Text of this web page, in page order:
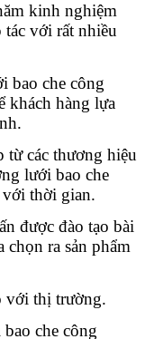
kinh nghiệm
với rất nhiều
bao che công
khách hàng lựa
từ các thương hiệu
lưới bao che
thời gian.
được đào tạo bài
chọn ra sản phẩm
với thị trường.
che công